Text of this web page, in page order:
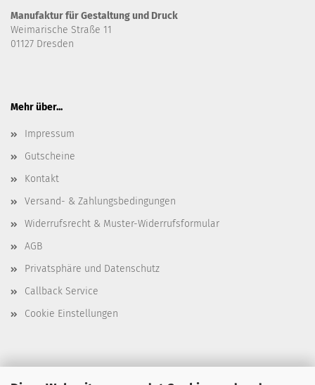
Manufaktur für Gestaltung und Druck
Weimarische Straße 11
01127 Dresden
Mehr über...
Impressum
Gutscheine
Kontakt
Versand- & Zahlungsbedingungen
Widerrufsrecht & Muster-Widerrufsformular
AGB
Privatsphäre und Datenschutz
Callback Service
Cookie Einstellungen